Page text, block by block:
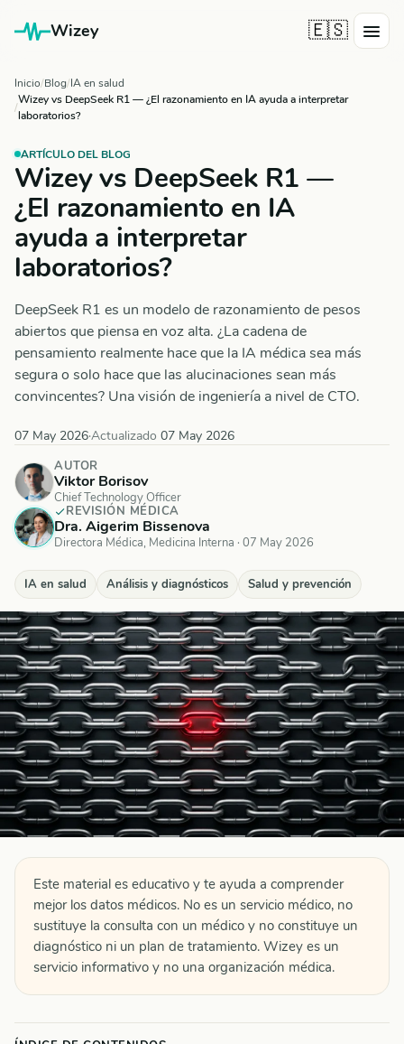
Wizey 🇪🇸
Inicio Blog IA en salud
Wizey vs DeepSeek R1 — ¿El razonamiento en IA ayuda a interpretar
laboratorios?
ARTÍCULO DEL BLOG
Wizey vs DeepSeek R1 —
¿El razonamiento en IA
ayuda a interpretar
laboratorios?
DeepSeek R1 es un modelo de razonamiento de pesos
abiertos que piensa en voz alta. ¿La cadena de
pensamiento realmente hace que la IA médica sea más
segura o solo hace que las alucinaciones sean más
convincentes? Una visión de ingeniería a nivel de CTO.
07 May 2026·Actualizado 07 May 2026
AUTOR
Viktor Borisov
Chief Technology Officer
REVISIÓN MÉDICA
Dra. Aigerim Bissenova
Directora Médica, Medicina Interna · 07 May 2026
IA en salud Análisis y diagnósticos Salud y prevención
Este material es educativo y te ayuda a comprender
mejor los datos médicos. No es un servicio médico, no
sustituye la consulta con un médico y no constituye un
diagnóstico ni un plan de tratamiento. Wizey es un
servicio informativo y no una organización médica.